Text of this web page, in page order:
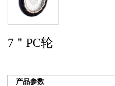
7＂PC轮
产品参数